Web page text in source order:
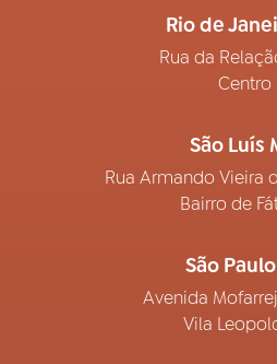
Rio de
Rua da
Centro
São Luís
Rua Armando Vieira
Bairro de
São
Avenida
Vila